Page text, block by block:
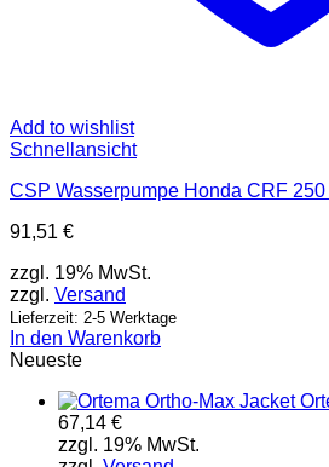
Add to wishlist
Schnellansicht
CSP Wasserpumpe Honda CRF
91,51 €
zzgl. 19% MwSt.
zzgl. Versand
Lieferzeit: 2-5 Werktage
In den Warenkorb
Neueste
67,14 €
zzgl. 19% MwSt.